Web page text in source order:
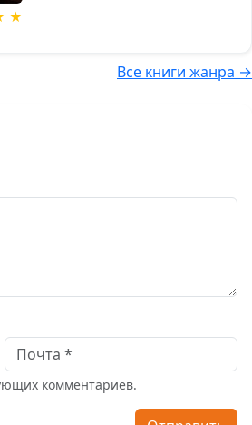
★
Все книги жанра →
комментариев.